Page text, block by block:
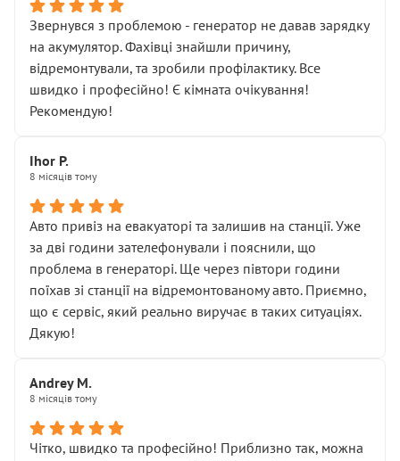
послуга. Тим більше, я був поруч і жодної реальної
діагностики ходової не проводилось. Після
зауваження гроші за цю “послугу” повернули, що
лише підтвердило мою правоту.
Але головне — я виїжджаю з боксу, і скрип у гальмах
залишився таким самим, як і був. Тобто оплачена
Далі ситуація тільки погіршилась:
• сказали, що тепер “потрібно знімати колеса”
• що біля авто стояти вже не можна
• почали озвучувати купу додаткових робіт без
чіткого пояснення
( ну все зняли та доробили) дякую!
Окремий момент, який виглядає абсурдно:
мені заявили, що бачок гальмівної рідини потрібно
міняти разом із головним гальмівним циліндром у
Для людини, яка хоча б трохи розуміється на техніці,
це звучить як мінімум непрофесійно, а як максимум —
спроба продати дорогий вузол замість елементарних
ущільнювачів.
Звернувся з проблемою - генератор не давав зарядку
на акумулятор. Фахівці знайшли причину,
відремонтували, та зробили профілактику. Все
швидко і професійно! Є кімната очікування!
Рекомендую!
Ihor P.
8 місяців тому
Авто привіз на евакуаторі та залишив на станції. Уже
за дві години зателефонували і пояснили, що
проблема в генераторі. Ще через півтори години
поїхав зі станції на відремонтованому авто. Приємно,
що є сервіс, який реально виручає в таких ситуаціях.
Дякую!
Andrey M.
8 місяців тому
Чітко, швидко та професійно! Приблизно так, можна